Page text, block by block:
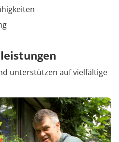
unterstützen auf vielfältige